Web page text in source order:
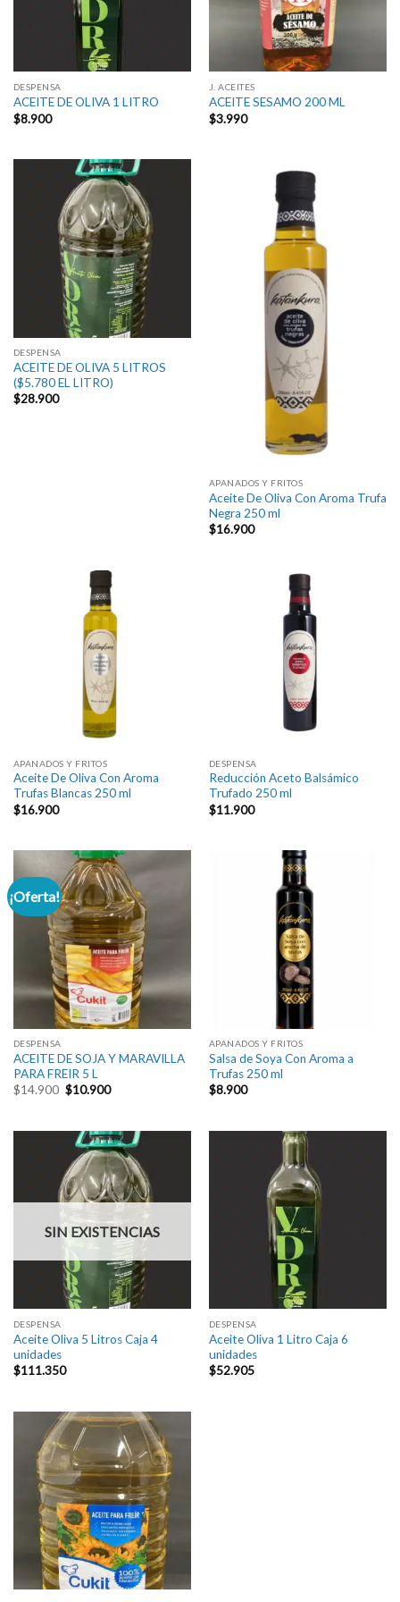
DESPENSA
ACEITE DE OLIVA 1 LITRO
$8.900
J. ACEITES
ACEITE SESAMO 200 ML
$3.990
DESPENSA
ACEITE DE OLIVA 5 LITROS
($5.780 EL LITRO)
$28.900
APANADOS Y FRITOS
Aceite De Oliva Con Aroma Trufa
Negra 250 ml
$16.900
APANADOS Y FRITOS
Aceite De Oliva Con Aroma
Trufas Blancas 250 ml
$16.900
DESPENSA
Reducción Aceto Balsámico
Trufado 250 ml
$11.900
¡Oferta!
DESPENSA
ACEITE DE SOJA Y MARAVILLA
PARA FREIR 5 L
$14.900 El
precio
$14.900.
$10.900El
$10.900.
APANADOS Y FRITOS
Salsa de Soya Con Aroma a
Trufas 250 ml
$8.900
SIN EXISTENCIAS
DESPENSA
Aceite Oliva 5 Litros Caja 4
unidades
$111.350
DESPENSA
Aceite Oliva 1 Litro Caja 6
unidades
$52.905